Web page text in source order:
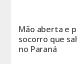
Mão aberta e
socorro que
no Paraná